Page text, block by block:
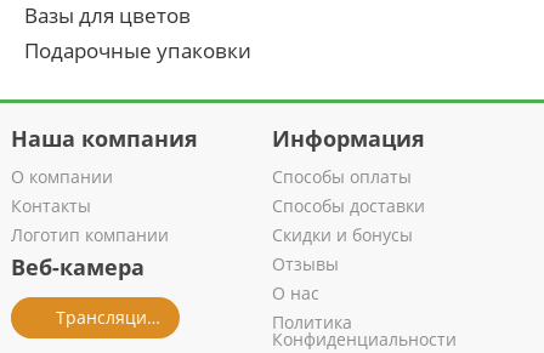
Вазы для цветов
Подарочные упаковки
Наша компания
О компании
Контакты
Логотип компании
Веб-камера
Трансляция из салона
Информация
Способы оплаты
Способы доставки
Скидки и бонусы
Отзывы
О нас
Политика
Конфиденциальности